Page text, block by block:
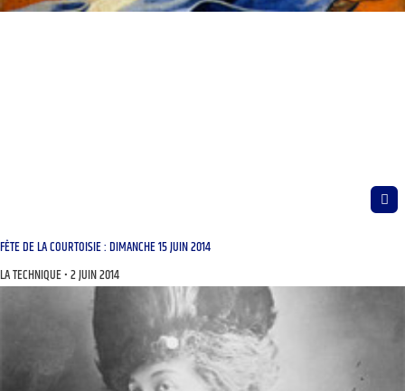
FÊTE DE LA COURTOISIE : DIMANCHE 15 JUIN 2014
LA TECHNIQUE 2 JUIN 2014